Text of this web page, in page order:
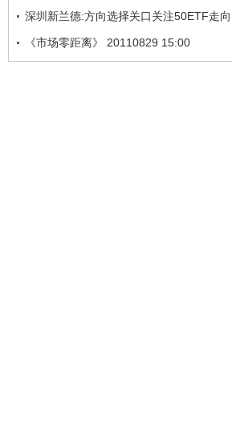
深圳新兰德:方向选择关口关注50ETF走向
《市场零距离》 20110829 15:00